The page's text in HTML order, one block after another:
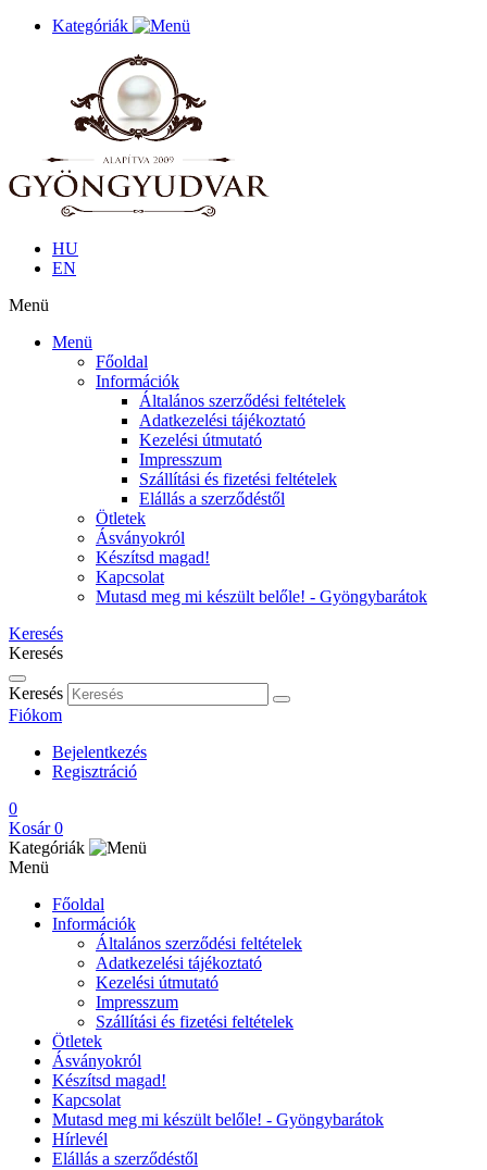
Kategóriák
HU
EN
Menü
Menü
Főoldal
Információk
Általános szerződési feltételek
Adatkezelési tájékoztató
Kezelési útmutató
Impresszum
Szállítási és fizetési feltételek
Elállás a szerződéstől
Ötletek
Ásványokról
Készítsd magad!
Kapcsolat
Mutasd meg mi készült belőle! - Gyöngybarátok
Keresés
Keresés
Keresés
Fiókom
Bejelentkezés
Regisztráció
0
Kosár 0
Kategóriák
Menü
Főoldal
Információk
Általános szerződési feltételek
Adatkezelési tájékoztató
Kezelési útmutató
Impresszum
Szállítási és fizetési feltételek
Ötletek
Ásványokról
Készítsd magad!
Kapcsolat
Mutasd meg mi készült belőle! - Gyöngybarátok
Hírlevél
Elállás a szerződéstől